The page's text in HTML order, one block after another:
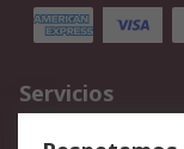
Servicios
Cómo realizar